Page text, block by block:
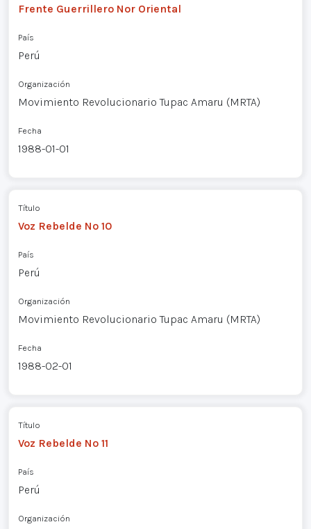
Frente Guerrillero Nor Oriental
País
Perú
Organización
Movimiento Revolucionario Tupac Amaru (MRTA)
Fecha
1988-01-01
Título
Voz Rebelde Nº 10
País
Perú
Organización
Movimiento Revolucionario Tupac Amaru (MRTA)
Fecha
1988-02-01
Título
Voz Rebelde Nº 11
País
Perú
Organización